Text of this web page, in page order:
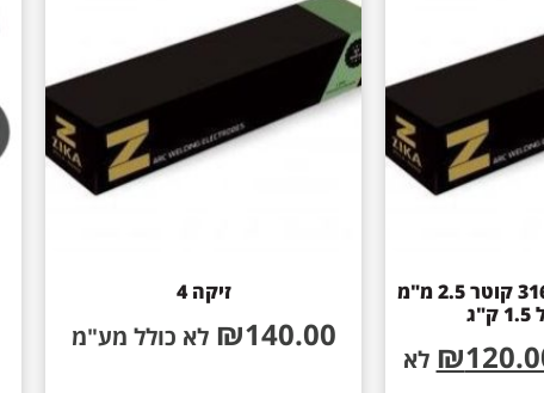
זיקה לנירוסטה 316L קוטר 2.5 מ"מ
₪ לא
זיקה 4
₪140.00 לא כולל מע"מ